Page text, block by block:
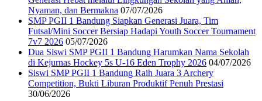
Nyaman, dan Bermakna 07/07/2026
SMP PGII 1 Bandung Siapkan Generasi Juara, Tim
Futsal/Mini Soccer Bersiap Hadapi Youth Soccer Tournament
7v7 2026 05/07/2026
Dua Siswi SMP PGII 1 Bandung Harumkan Nama Sekolah
di Kejurnas Hockey 5s U-16 Eden Trophy 2026 04/07/2026
Siswi SMP PGII 1 Bandung Raih Juara 3 Archery
Competition, Bukti Liburan Produktif Penuh Prestasi
30/06/2026